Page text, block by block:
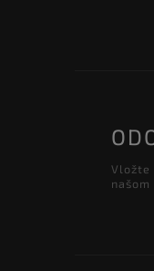
Vložte
našom